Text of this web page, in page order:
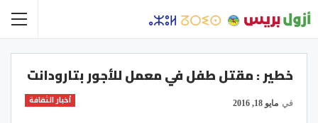
خطير : مقتل طفل في معمل للأجور بتارودانت
أخبار الثقافة في مايو 18, 2016